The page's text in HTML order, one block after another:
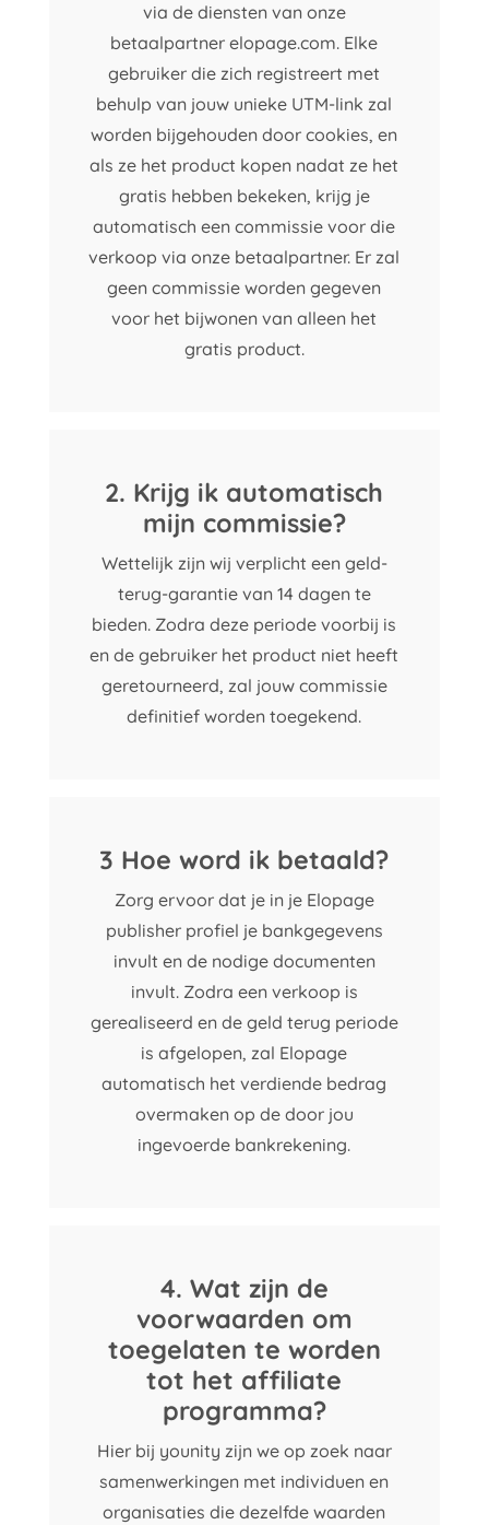
via de diensten van onze
betaalpartner elopage.com. Elke
gebruiker die zich registreert met
behulp van jouw unieke UTM-link zal
worden bijgehouden door cookies, en
als ze het product kopen nadat ze het
gratis hebben bekeken, krijg je
automatisch een commissie voor die
verkoop via onze betaalpartner. Er zal
geen commissie worden gegeven
voor het bijwonen van alleen het
gratis product.
2. Krijg ik automatisch
mijn commissie?
Wettelijk zijn wij verplicht een geld-
terug-garantie van 14 dagen te
bieden. Zodra deze periode voorbij is
en de gebruiker het product niet heeft
geretourneerd, zal jouw commissie
definitief worden toegekend.
3 Hoe word ik betaald?
Zorg ervoor dat je in je Elopage
publisher profiel je bankgegevens
invult en de nodige documenten
invult. Zodra een verkoop is
gerealiseerd en de geld terug periode
is afgelopen, zal Elopage
automatisch het verdiende bedrag
overmaken op de door jou
ingevoerde bankrekening.
4. Wat zijn de
voorwaarden om
toegelaten te worden
tot het affiliate
programma?
Hier bij younity zijn we op zoek naar
samenwerkingen met individuen en
organisaties die dezelfde waarden